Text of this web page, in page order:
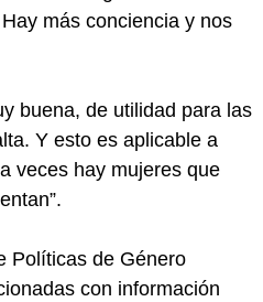
más conciencia y nos
buena, de utilidad para las
Y esto es aplicable a
veces hay mujeres que
Políticas de Género
con información